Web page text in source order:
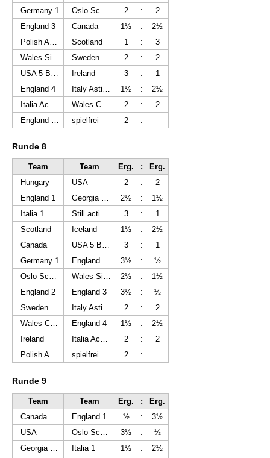
Germany 1
2 :
2
England 3
Canada 1½ :
2½
Scotland 1 :
3
Sweden 2 :
2
Ireland 3 :
1
England 4
1½ :
2½
2 :
2
spielfrei 2 :
Runde 8
Team Team Erg. :
Erg.
Hungary
USA 2 :
2
England 1
2½ :
1½
Italia 1
3 :
1
Scotland
Iceland 1½ :
2½
Canada
3 :
1
Germany 1
3½ :
½
2½ :
1½
England 2
England 3 3½ :
½
Sweden
2 :
2
England 4 1½ :
2½
Ireland
2 :
2
spielfrei 2 :
Runde 9
Team Team Erg. :
Erg.
Canada
England 1 ½ :
3½
USA
3½ :
½
Italia 1 1½ :
2½